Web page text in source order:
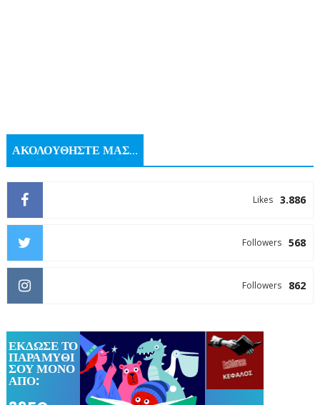
ΑΚΟΛΟΥΘΗΣΤΕ ΜΑΣ...
3.886
Likes
568
Followers
862
Followers